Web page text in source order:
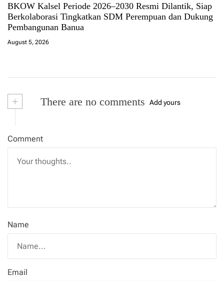
BKOW Kalsel Periode 2026–2030 Resmi Dilantik, Siap
Berkolaborasi Tingkatkan SDM Perempuan dan Dukung
Pembangunan Banua
August 5, 2026
+ There are no comments Add yours
Comment
Name
Email